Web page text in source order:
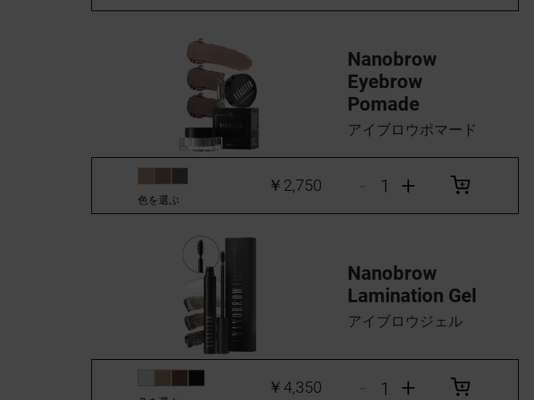
Nanobrow
Eyebrow
Pomade
アイブロウポマード
色を選ぶ
￥2,750 +
Nanobrow
Lamination Gel
アイブロウジェル
￥4,350 +